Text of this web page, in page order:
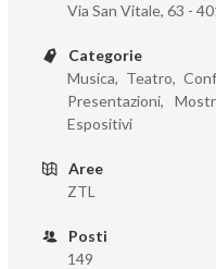
Via San Vitale, 63 -
Categorie
Musica, Teatro,
Presentazioni,
Espositivi
Aree
ZTL
Posti
149